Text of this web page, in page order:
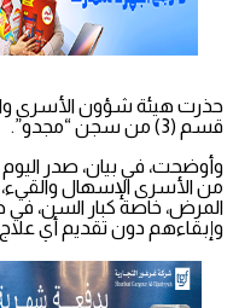
حذرت هيئة شؤون الأسرى
قسم (3) من سجن “مجدو”.
من الأسرى الإسهال
المرض، خاصة كبار السن،
وإبقاءهم دون تقديم أي